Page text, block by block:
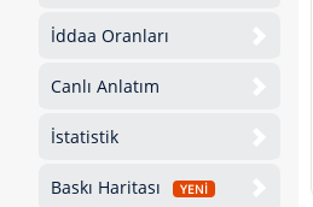
İddaa Oranları
Canlı Anlatım
İstatistik
Baskı Haritası YENİ